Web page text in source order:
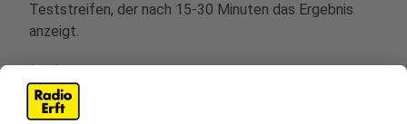
Teststreifen, der nach 15-30 Minuten das Ergebnis
anzeigt.
Anzeige